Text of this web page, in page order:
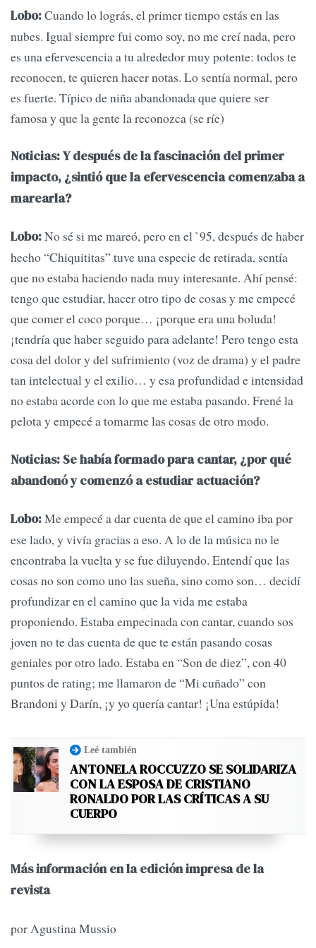
Lobo:Cuando lo lográs, el primer tiempo estás en las
nubes. Igual siempre fui como soy, no me creí nada, pero
es una efervescencia a tu alrededor muy potente: todos te
reconocen, te quieren hacer notas. Lo sentía normal, pero
es fuerte. Típico de niña abandonada que quiere ser
famosa y que la gente la reconozca (se ríe)
Noticias: Y después de la fascinación del primer
impacto, ¿sintió que la efervescencia comenzaba a
marearla?
Lobo:No sé si me mareó, pero en el `95, después de haber
hecho “Chiquititas” tuve una especie de retirada, sentía
que no estaba haciendo nada muy interesante. Ahí pensé:
tengo que estudiar, hacer otro tipo de cosas y me empecé
que comer el coco porque… ¡porque era una boluda!
¡tendría que haber seguido para adelante! Pero tengo esta
cosa del dolor y del sufrimiento (voz de drama) y el padre
tan intelectual y el exilio… y esa profundidad e intensidad
no estaba acorde con lo que me estaba pasando. Frené la
pelota y empecé a tomarme las cosas de otro modo.
Noticias: Se había formado para cantar, ¿por qué
abandonó y comenzó a estudiar actuación?
Lobo:Me empecé a dar cuenta de que el camino iba por
ese lado, y vivía gracias a eso. A lo de la música no le
encontraba la vuelta y se fue diluyendo. Entendí que las
cosas no son como uno las sueña, sino como son… decidí
profundizar en el camino que la vida me estaba
proponiendo. Estaba empecinada con cantar, cuando sos
joven no te das cuenta de que te están pasando cosas
geniales por otro lado. Estaba en “Son de diez”, con 40
puntos de rating; me llamaron de “Mi cuñado” con
Brandoni y Darín, ¡y yo quería cantar! ¡Una estúpida!
Leé también
ANTONELA ROCCUZZO SE SOLIDARIZA
CON LA ESPOSA DE CRISTIANO
RONALDO POR LAS CRÍTICAS A SU
CUERPO
Más información en la edición impresa de la
revista
por Agustina Mussio